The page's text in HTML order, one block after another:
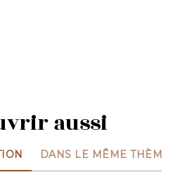
aussi
DANS LE MÊME THÈME